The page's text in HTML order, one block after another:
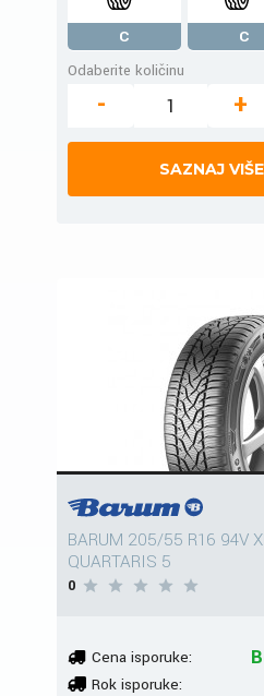
C C
Odaberite količinu
- +
SAZNAJ
BARUM 205/55 R16 94V
QUARTARIS 5
0
Cena isporuke:
Rok isporuke: